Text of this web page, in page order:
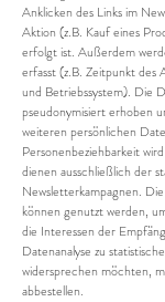
Anklicken des Links im
Aktion (z.B. Kauf eines
erfolgt ist. Außerdem
erfasst (z.B. Zeitpunkt des
und Betriebssystem). Die
pseudonymisiert erhoben
weiteren persönlichen
Personenbeziehbarkeit
dienen ausschließlich der
Newsletterkampagnen.
können genutzt werden,
die Interessen der
Datenanalyse zu
widersprechen möchten,
abbestellen.